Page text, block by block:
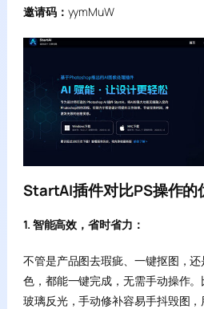
邀请码： yymMuW
StartAI插件对比PS操作的
1. 智能高效，省时省力：
不管是产品图去瑕疵、一键抠图，
色，都能一键完成，无需手动操作。
玻璃反光，手动修补容易手抖毁图